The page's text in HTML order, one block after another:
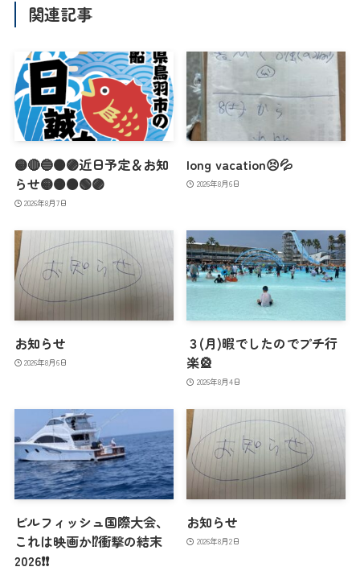
関連記事
🟡🔴🔵🟠🟣近日予定＆お知
らせ🟡🟠🟤🟢🟣
2026年8月7日
long vacation😣💦
2026年8月6日
お知らせ
2026年8月6日
３(月)暇でしたのでプチ行
楽🎡
2026年8月4日
ビルフィッシュ国際大会、
これは映画か⁉️衝撃の結末
2026❗️❗️
お知らせ
2026年8月2日